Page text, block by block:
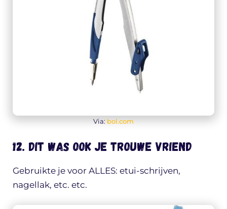
Via: bol.com
12. Dit was ook je trouwe vriend
Gebruikte je voor ALLES: etui-schrijven,
nagellak, etc. etc.